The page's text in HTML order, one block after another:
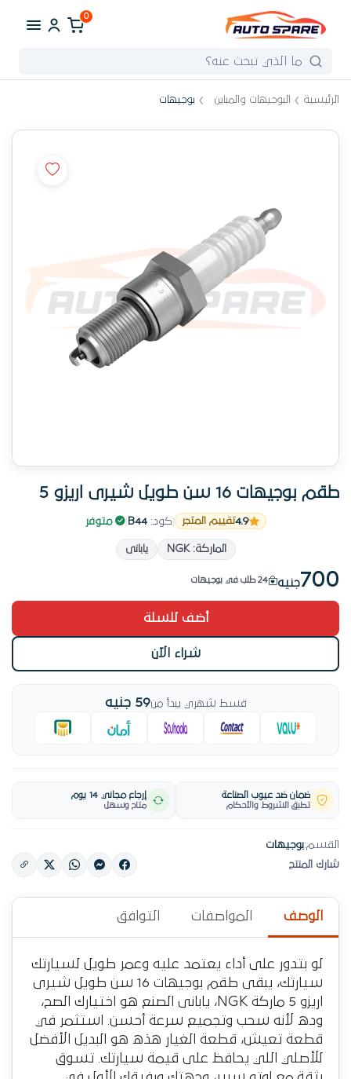
0
الرئيسية البوجيهات والمباين بوجيهات
طقم بوجيهات 16 سن طويل شيرى اريزو 5
4.9تقييم المتجر كود:B44
| متوفر
الماركة: NGK يابانى
700جنيه 24 طلب في بوجيهات
مبيعات في تصاعد للمنتج ده
منتج رائج في بوجيهاتأضف للسلة
شراء الآن
قسط شهري يبدأ من59 جنيه
ضمان ضد عيوب الصناعة
تطبق الشروط والأحكام
إرجاع مجاني 14 يوم
متاح وسهل
القسم:بوجيهات
شارك المنتج
الوصف المواصفات التوافق
لو بتدور على أداء يعتمد عليه وعمر طويل لسيارتك
سيارتك، يبقى طقم بوجيهات 16 سن طويل شيرى
اريزو 5 ماركة NGK، يابانى الصنع هو اختيارك الصح،
وده لأنه سحب وتجميع سرعة أحسن. استثمر في
قطعة تعيش، قطعة الغيار هذه هو البديل الأفضل
للأصلي اللي يحافظ على قيمة سيارتك. تسوق